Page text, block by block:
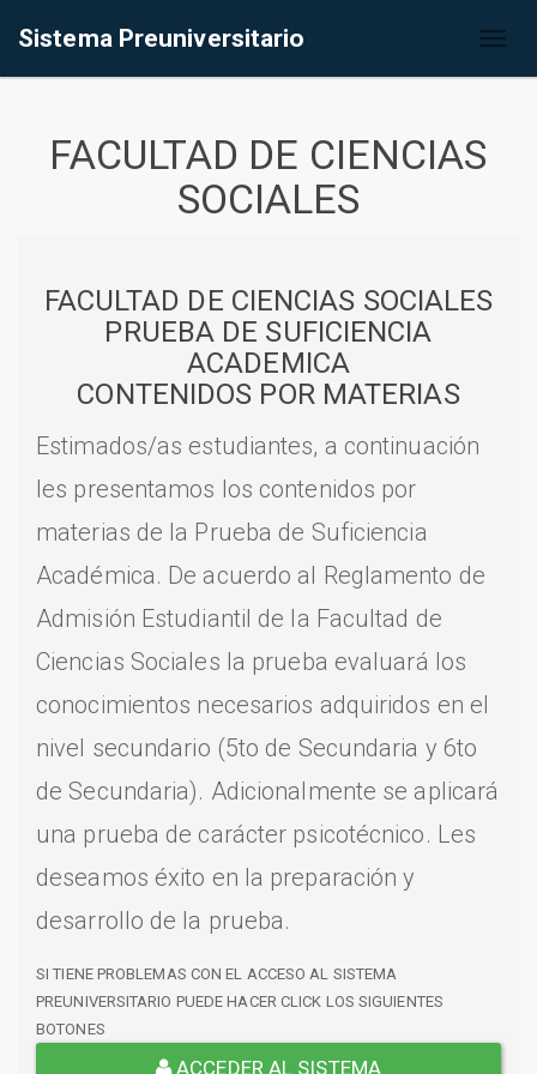
Sistema Preuniversitario
FACULTAD DE CIENCIAS
SOCIALES
FACULTAD DE CIENCIAS SOCIALES
PRUEBA DE SUFICIENCIA
ACADEMICA
CONTENIDOS POR MATERIAS
Estimados/as estudiantes, a continuación
les presentamos los contenidos por
materias de la Prueba de Suficiencia
Académica. De acuerdo al Reglamento de
Admisión Estudiantil de la Facultad de
Ciencias Sociales la prueba evaluará los
conocimientos necesarios adquiridos en el
nivel secundario (5to de Secundaria y 6to
de Secundaria). Adicionalmente se aplicará
una prueba de carácter psicotécnico. Les
deseamos éxito en la preparación y
desarrollo de la prueba.
SI TIENE PROBLEMAS CON EL ACCESO AL SISTEMA
PREUNIVERSITARIO PUEDE HACER CLICK LOS SIGUIENTES
BOTONES
ACCEDER AL SISTEMA